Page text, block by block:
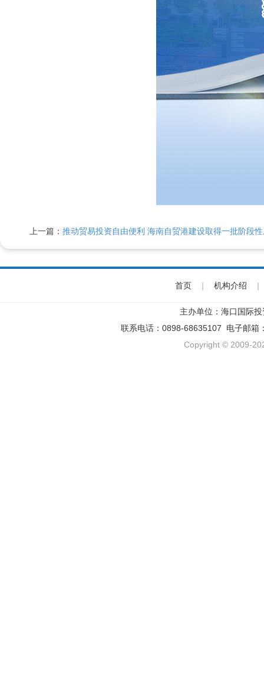
上一篇： 推动贸易投资自由便利 海南自贸港建设取得一批阶段
首页 | 机构介绍 |
主办单位：海口国际
联系电话：0898-68635107 电子邮箱
Copyright © 2009-